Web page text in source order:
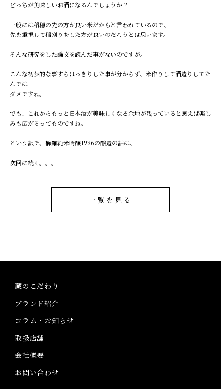
どっちが美味しいお酒になるんでしょうか？
一般には稲穂の先の方が良い米だからと言われているので、
先を重視して稲刈りをした方が良いのだろうとは思います。
そんな研究をした論文を読んだ事がないのですが。
こんな初歩的な事すらはっきりした事が分からず、米作りして酒造りしてた
んでは
ダメですね。
でも、これからもっと日本酒が美味しくなる余地が残っていると思えば楽し
みも広がるってものですね。
という訳で、櫛羅純米吟醸1996の醸造の話は、
次回に続く。。。
一覧を見る
蔵のこだわり
ブランド紹介
コラム・お知らせ
取扱店舗
会社概要
お問い合わせ